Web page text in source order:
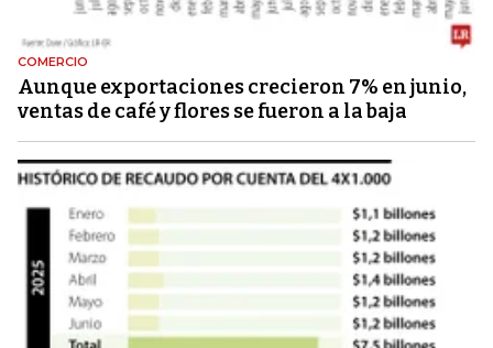
COMERCIO
Aunque exportaciones crecieron 7% en junio,
ventas de café y flores se fueron a la baja